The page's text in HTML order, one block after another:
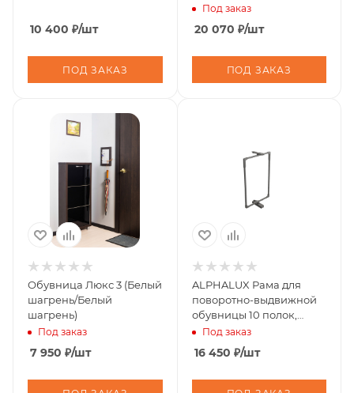
10 400 ₽/шт
ПОД ЗАКАЗ
Под заказ
20 070 ₽/шт
ПОД ЗАКАЗ
Обувница Люкс 3 (Белый
шагрень/Белый
шагрень)
Под заказ
7 950 ₽/шт
ALPHALUX Рама для
поворотно-выдвижной
обувницы 10 полок,
серый
Под заказ
16 450 ₽/шт